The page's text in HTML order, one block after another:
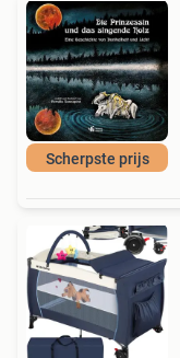
Scherpste prijs